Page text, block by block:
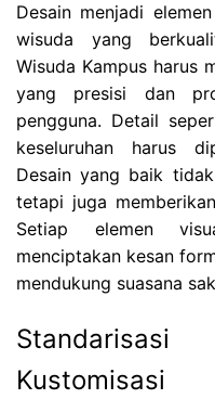
Desain menjadi
wisuda yang
Wisuda Kampus harus
yang presisi dan
pengguna. Detail
keseluruhan harus
Desain yang baik
tetapi juga
Setiap elemen
menciptakan kesan
mendukung suasana
Kustomisasi